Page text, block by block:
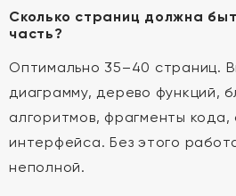
Сколько страниц должна
часть?
Оптимально 35–40 страниц.
диаграмму, дерево функций,
алгоритмов, фрагменты
интерфейса. Без этого
неполной.